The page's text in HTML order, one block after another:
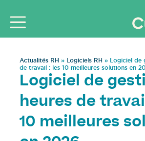
Actualités RH » Logiciels RH » Logiciel de
de travail : les 10 meilleures solutions en
Logiciel de
heures de
10 meilleures